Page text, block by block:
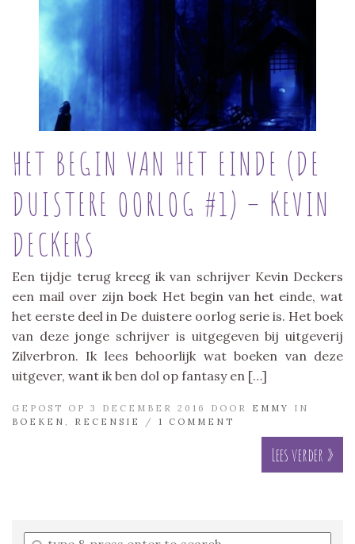
HET BEGIN VAN HET EINDE (DE
DUISTERE OORLOG #1) – KEVIN
DECKERS
Een tijdje terug kreeg ik van schrijver Kevin Deckers
een mail over zijn boek Het begin van het einde, wat
het eerste deel in De duistere oorlog serie is. Het boek
van deze jonge schrijver is uitgegeven bij uitgeverij
Zilverbron. Ik lees behoorlijk wat boeken van deze
uitgever, want ik ben dol op fantasy en […]
GEPOST OP 3 DECEMBER 2016 DOOR EMMY
IN
BOEKEN
RECENSIE / 1 COMMENT
Lees verder »
Enter